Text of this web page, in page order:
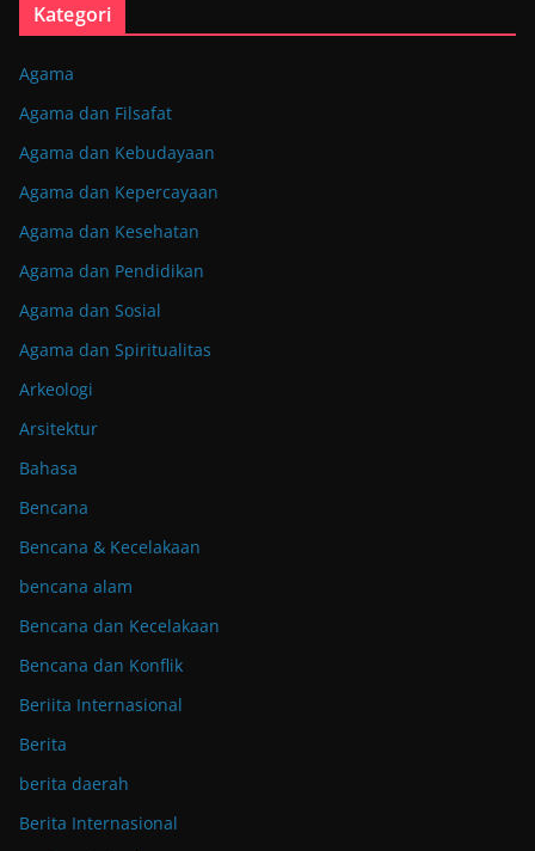
Kategori
Agama
Agama dan Filsafat
Agama dan Kebudayaan
Agama dan Kepercayaan
Agama dan Kesehatan
Agama dan Pendidikan
Agama dan Sosial
Agama dan Spiritualitas
Arkeologi
Arsitektur
Bahasa
Bencana
Bencana & Kecelakaan
bencana alam
Bencana dan Kecelakaan
Bencana dan Konflik
Beriita Internasional
Berita
berita daerah
Berita Internasional